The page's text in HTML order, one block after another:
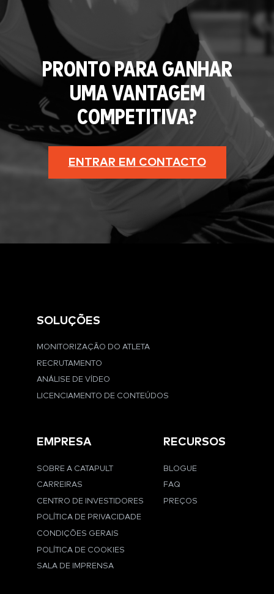
PRONTO PARA GANHAR
UMA VANTAGEM
COMPETITIVA?
ENTRAR EM CONTACTO
SOLUÇÕES
MONITORIZAÇÃO DO ATLETA
RECRUTAMENTO
ANÁLISE DE VÍDEO
LICENCIAMENTO DE CONTEÚDOS
EMPRESA
SOBRE A CATAPULT
CARREIRAS
CENTRO DE INVESTIDORES
POLÍTICA DE PRIVACIDADE
CONDIÇÕES GERAIS
POLÍTICA DE COOKIES
SALA DE IMPRENSA
RECURSOS
BLOGUE
FAQ
PREÇOS